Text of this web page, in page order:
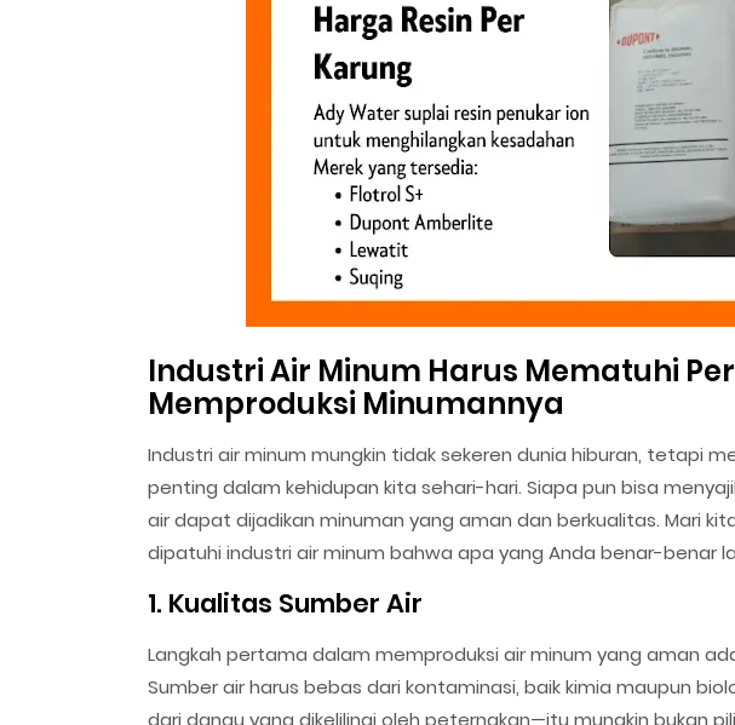
Industri Air Minum Harus Mematuhi
Memproduksi Minumannya
Industri air minum mungkin tidak sekeren dunia hiburan, tetapi
penting dalam kehidupan kita sehari-hari. Siapa pun bisa
air dapat dijadikan minuman yang aman dan berkualitas. Mari
dipatuhi industri air minum bahwa apa yang Anda benar-benar
1. Kualitas Sumber Air
Langkah pertama dalam memproduksi air minum yang aman
Sumber air harus bebas dari kontaminasi, baik kimia maupun
dari danau yang dikelilingi oleh peternakan—itu mungkin bukan